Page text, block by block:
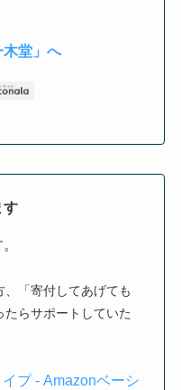
木堂」へ
す
「寄付してあげても
らサポートしていた
プ - Amazonベーシ